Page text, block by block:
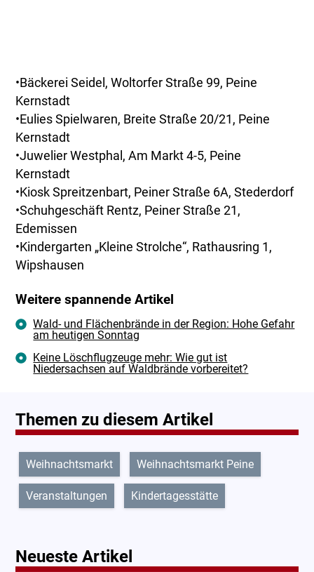
•Bäckerei Seidel, Woltorfer Straße 99, Peine
Kernstadt
•Eulies Spielwaren, Breite Straße 20/21, Peine
Kernstadt
•Juwelier Westphal, Am Markt 4-5, Peine
Kernstadt
•Kiosk Spreitzenbart, Peiner Straße 6A, Stederdorf
•Schuhgeschäft Rentz, Peiner Straße 21,
Edemissen
•Kindergarten „Kleine Strolche“, Rathausring 1,
Wipshausen
Weitere spannende Artikel
Wald- und Flächenbrände in der Region: Hohe Gefahr
am heutigen Sonntag
Keine Löschflugzeuge mehr: Wie gut ist
Niedersachsen auf Waldbrände vorbereitet?
Themen zu diesem Artikel
Weihnachtsmarkt Weihnachtsmarkt Peine
Veranstaltungen Kindertagesstätte
Neueste Artikel